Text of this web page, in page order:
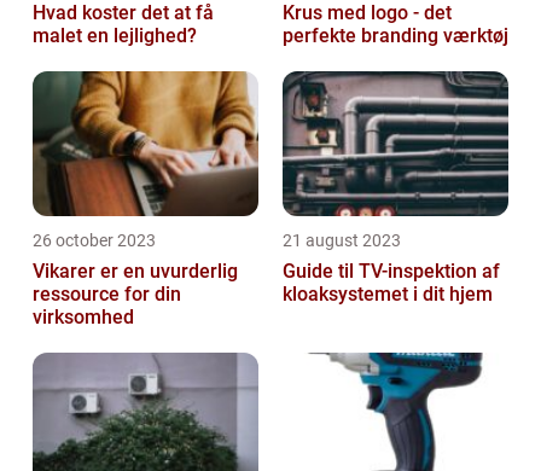
Hvad koster det at få
malet en lejlighed?
Krus med logo - det
perfekte branding værktøj
26 october 2023
Vikarer er en uvurderlig
ressource for din
virksomhed
21 august 2023
Guide til TV-inspektion af
kloaksystemet i dit hjem